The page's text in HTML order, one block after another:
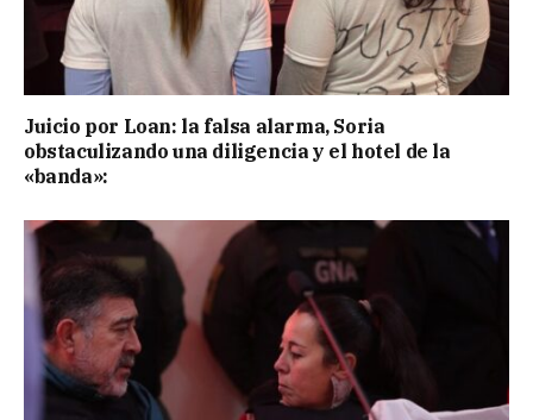
Juicio por Loan: la falsa alarma, Soria
obstaculizando una diligencia y el hotel de la
«banda»: